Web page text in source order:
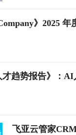
》2025 年
才趋势报告》：
飞亚云管家